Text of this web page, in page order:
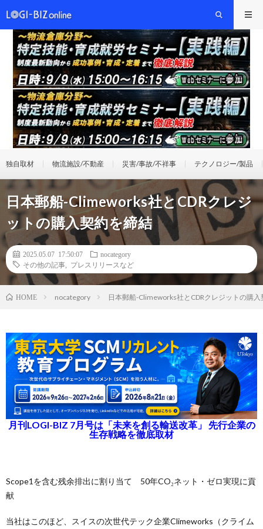
独自取材 物流施設/不動産 災害/事故/不祥事 テクノロジー/製品
日本郵船-Climeworks社とCDRクレジ
ットの購入契約を締結
2025.05.07 17:50:07
nocategory
その他の記事
プレスリリースなど
HOME nocategory 日本郵船-Climeworks社とCDRクレジットの購入
月刊LOGI-BIZ 7月号は「未来を創る輸送改革」 先行企業の
生存戦略を徹底取材
Scope1を含む残余排出に割り当て 50年CO₂ネット・ゼロ実現に貢
献
当社はこのほど、スイスの次世代テック企業Climeworks（クライム